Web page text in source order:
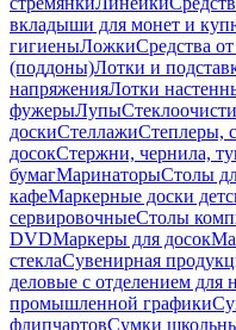
вкладыши для монет и
гигиеныЛожкиСредства
(поддоны)Лотки и
напряженияЛотки
фужерыЛупы
доскиСтеллажиСтеплеры,
досокСтержни, чернила,
бумагМаринаторыСтолы
кафеМаркерные доски
сервировочныеСтолы
DVDМаркеры для досок
стеклаСувенирная
деловые с отделением для
промышленной графики
флипчартовСумки